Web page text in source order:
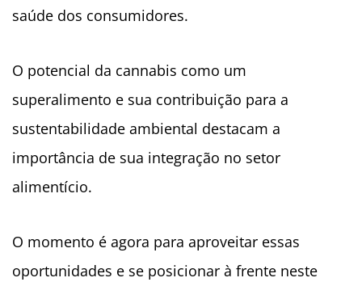
saúde dos consumidores.
O potencial da cannabis como um
superalimento e sua contribuição para a
sustentabilidade ambiental destacam a
importância de sua integração no setor
alimentício.
O momento é agora para aproveitar essas
oportunidades e se posicionar à frente neste